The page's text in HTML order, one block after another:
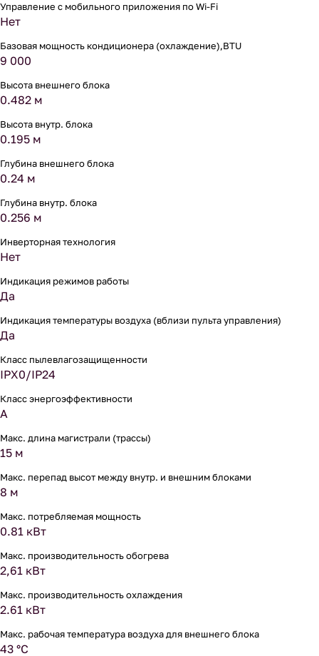
Управление c мобильного приложения по Wi-Fi
Нет
Базовая мощность кондиционера (охлаждение),BTU
9 000
Высота внешнего блока
0.482 м
Высота внутр. блока
0.195 м
Глубина внешнего блока
0.24 м
Глубина внутр. блока
0.256 м
Инверторная технология
Нет
Индикация режимов работы
Да
Индикация температуры воздуха (вблизи пульта управления)
Да
Класс пылевлагозащищенности
IPX0/IP24
Класс энергоэффективности
A
Макс. длина магистрали (трассы)
15 м
Макс. перепад высот между внутр. и внешним блоками
8 м
Макс. потребляемая мощность
0.81 кВт
Макс. производительность обогрева
2,61 кВт
Макс. производительность охлаждения
2.61 кВт
Макс. рабочая температура воздуха для внешнего блока
43 °С